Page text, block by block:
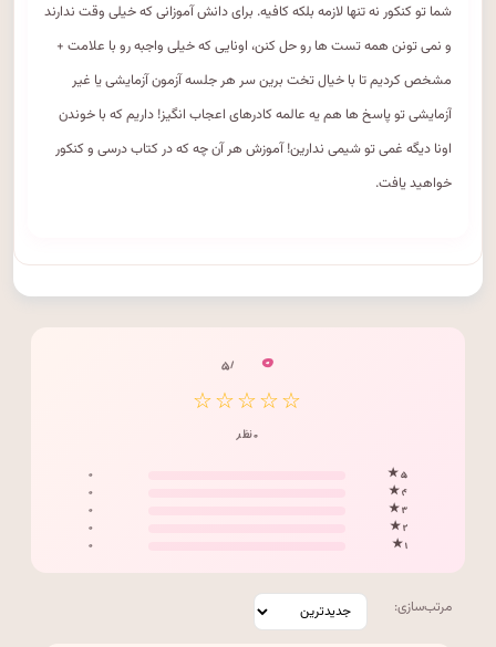
شما تو کنکور نه تنها لازمه بلکه کافیه. برای دانش آموزانی که خیلی وقت ندارند
و نمی تونن همه تست ها رو حل کنن، اونایی که خیلی واجبه رو با علامت +
مشخص کردیم تا با خیال تخت برین سر هر جلسه آزمون آزمایشی یا غیر
آزمایشی تو پاسخ ها هم یه عالمه کادرهای اعجاب انگیز! داریم که با خوندن
اونا دیگه غمی تو شیمی ندارین! آموزش هر آن چه که در کتاب درسی و کنکور
خواهید یافت.
۰ / ۵
☆☆☆☆☆
۰ نظر
۵ ★
۰
۴ ★
۰
۳ ★
۰
۲ ★
۰
۱ ★
۰
مرتب‌سازی: